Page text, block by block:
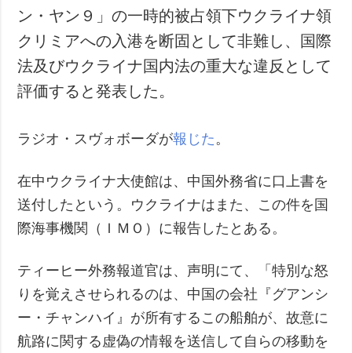
ン・ヤン９」の一時的被占領下ウクライナ領
クリミアへの入港を断固として非難し、国際
法及びウクライナ国内法の重大な違反として
評価すると発表した。
ラジオ・スヴォボーダが報じた 。
在中ウクライナ大使館は、中国外務省に口上書を
送付したという。ウクライナはまた、この件を国
際海事機関（ＩＭＯ）に報告したとある。
ティーヒー外務報道官は、声明にて、「特別な怒
りを覚えさせられるのは、中国の会社『グアンシ
ー・チャンハイ』が所有するこの船舶が、故意に
航路に関する虚偽の情報を送信して自らの移動を